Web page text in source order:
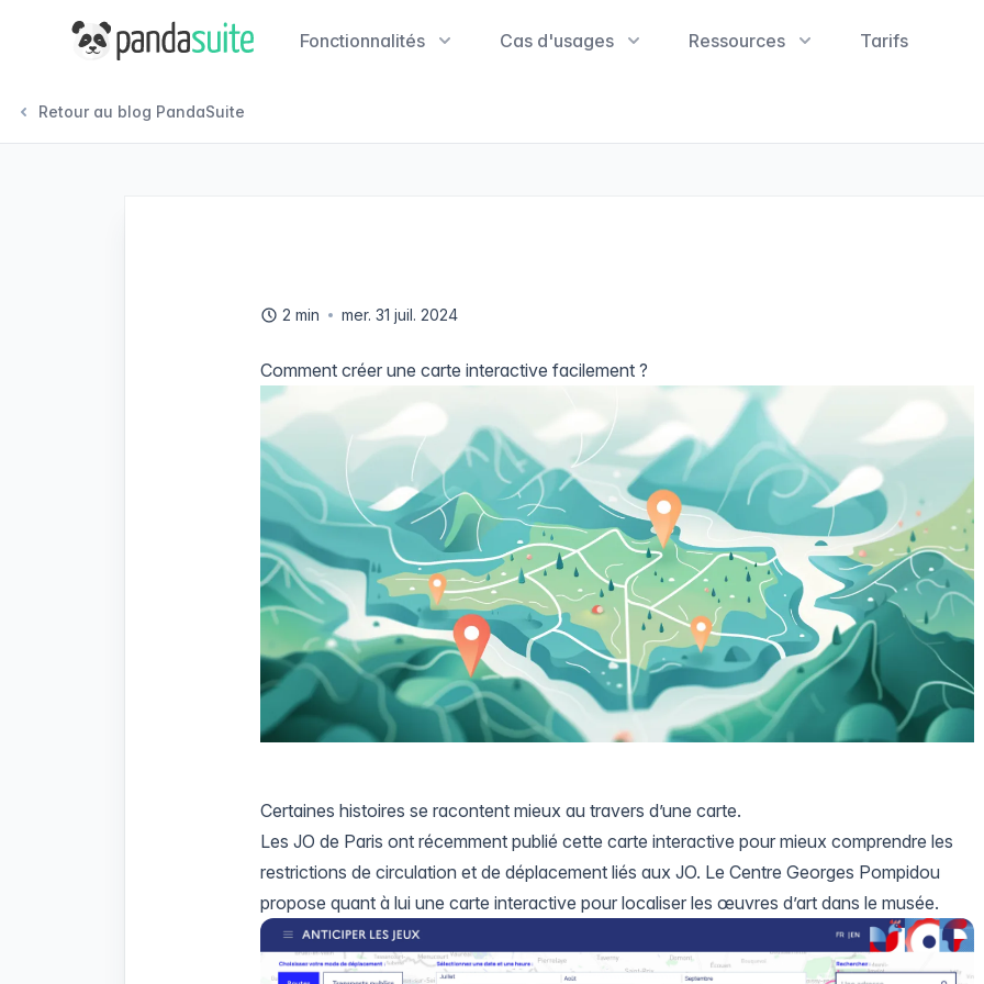
PandaSuite Fonctionnalités Cas d'usages Ressources Tarifs
Retour au blog PandaSuite
2 min mer. 31 juil. 2024
Comment créer une carte interactive facilement ?
Certaines histoires se racontent mieux au travers d’une carte.
Les JO de Paris ont récemment publié cette carte interactive pour mieux comprendre les
restrictions de circulation et de déplacement liés aux JO. Le Centre Georges Pompidou
propose quant à lui une carte interactive pour localiser les œuvres d’art dans le musée.